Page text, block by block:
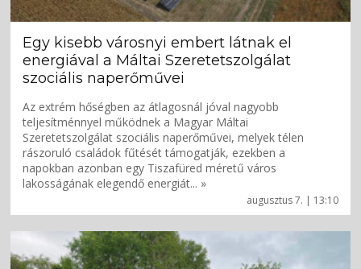
augusztus 7. | 13:10
Egy kisebb városnyi embert látnak el
energiával a Máltai Szeretetszolgálat
szociális naperőművei
Az extrém hőségben az átlagosnál jóval nagyobb
teljesítménnyel működnek a Magyar Máltai
Szeretetszolgálat szociális naperőművei, melyek télen
rászoruló családok fűtését támogatják, ezekben a
napokban azonban egy Tiszafüred méretű város
lakosságának elegendő energiát... »